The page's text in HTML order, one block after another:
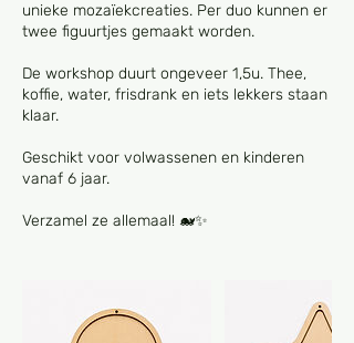
unieke mozaïekcreaties. Per duo kunnen er
twee figuurtjes gemaakt worden.
De workshop duurt ongeveer 1,5u. Thee,
koffie, water, frisdrank en iets lekkers staan
klaar.
Geschikt voor volwassenen en kinderen
vanaf 6 jaar.
Verzamel ze allemaal! 🐋✨